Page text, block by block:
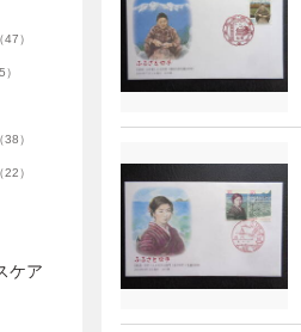
（47）
）
（38）
（22）
ケア